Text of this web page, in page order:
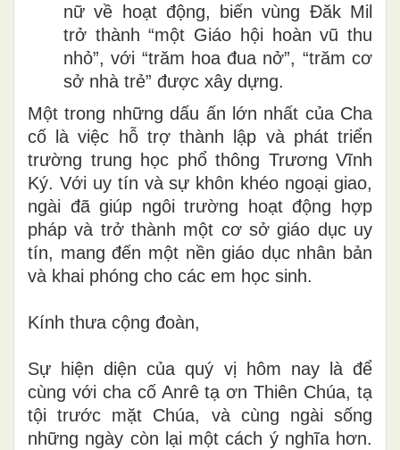
nữ về hoạt động, biến vùng Đăk Mil
trở thành “một Giáo hội hoàn vũ thu
nhỏ”, với “trăm hoa đua nở”, “trăm cơ
sở nhà trẻ” được xây dựng.
Một trong những dấu ấn lớn nhất của Cha
cố là việc hỗ trợ thành lập và phát triển
trường trung học phổ thông Trương Vĩnh
Ký. Với uy tín và sự khôn khéo ngoại giao,
ngài đã giúp ngôi trường hoạt động hợp
pháp và trở thành một cơ sở giáo dục uy
tín, mang đến một nền giáo dục nhân bản
và khai phóng cho các em học sinh.
Kính thưa cộng đoàn,
Sự hiện diện của quý vị hôm nay là để
cùng với cha cố Anrê tạ ơn Thiên Chúa, tạ
tội trước mặt Chúa, và cùng ngài sống
những ngày còn lại một cách ý nghĩa hơn.